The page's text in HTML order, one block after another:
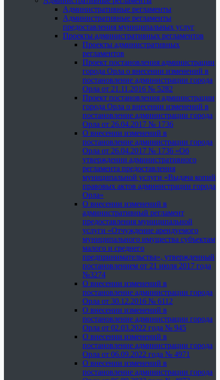
Административные регламенты
Административные регламенты
предоставления муниципальных услуг
Проекты административных регламентов
Проекты административных
регламентов
Проект постановления администрации
города Орла о внесении изменений в
постановление администрации города
Орла от 21.11.2016 № 5282
Проект постановления администрации
города Орла о внесении изменений в
постановление администрации города
Орла от 26.04.2017 № 1736
О внесении изменений в
постановление администрации города
Орла от 26.04.2017 № 1736 «Об
утверждении административного
регламента предоставления
муниципальной услуги «Выдача копий
правовых актов администрации города
Орла»
О внесении изменений в
административный регламент
предоставления муниципальной
услуги «Отчуждение арендуемого
муниципального имущества субъектам
малого и среднего
предпринимательства», утвержденный
постановлением от 21 июля 2017 года
№3274
О внесении изменений в
постановление администрации города
Орла от 30.12.2016 № 6112
О внесении изменений в
постановление администрации города
Орла от 02.03.2022 года № 945
О внесении изменений в
постановление администрации города
Орла от 06.09.2022 года № 4971
О внесении изменений в
постановление администрации города